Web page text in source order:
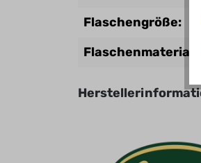
Flaschengröße:
Flaschenmaterial: